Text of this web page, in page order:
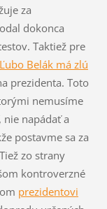
za
dokonca
Taktiež pre
Ľubo Belák má zlú
prezidenta. Toto
nemusíme
napádať a
postavme sa za
zo strany
kontroverzné
prezidentovi